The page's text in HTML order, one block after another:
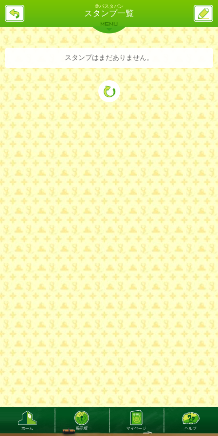
＠パスタパン
スタンプ一覧
戻
ス
投
稿
バックナンバー 詳細検索 ランキング
MENU
スタンプはまだありません。